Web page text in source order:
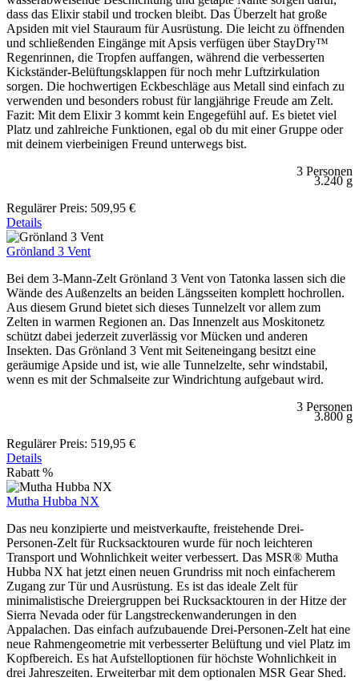
dass das Elixir stabil und trocken bleibt. Das Überzelt hat große
Apsiden mit viel Stauraum für Ausrüstung. Die leicht zu öffnenden
und schließenden Eingänge mit Apsis verfügen über StayDry™
Regenrinnen, die Tropfen auffangen, während die verbesserten
Kickständer-Belüftungsklappen für noch mehr Luftzirkulation
sorgen. Die hochwertigen Eckbeschläge aus Metall sind einfach zu
verwenden und besonders robust für langjährige Freude am Zelt.
Fazit: Mit dem Elixir 3 kommt kein Engegefühl auf. Es bietet viel
Platz und zahlreiche Funktionen, egal ob du mit einer Gruppe oder
mit deinem vierbeinigen Freund unterwegs bist.
3 Personen
3.240 g
Regulärer Preis: 509,95 €
Details
Grönland 3 Vent
Bei dem 3-Mann-Zelt Grönland 3 Vent von Tatonka lassen sich die
Wände des Außenzelts an beiden Längsseiten komplett hochrollen.
Aus diesem Grund bietet sich dieses Tunnelzelt vor allem zum
Zelten in warmen Regionen an. Das Innenzelt aus Moskitonetz
schützt dabei jederzeit zuverlässig vor Mücken und anderen
Insekten. Das Grönland 3 Vent mit Seiteneingang besitzt eine
geräumige Apside und ist, wie alle Tunnelzelte, sehr windstabil,
wenn es mit der Schmalseite zur Windrichtung aufgebaut wird.
3 Personen
3.800 g
Regulärer Preis: 519,95 €
Details
Rabatt %
Mutha Hubba NX
Das neu konzipierte und meistverkaufte, freistehende Drei-
Personen-Zelt für Rucksacktouren wurde für noch leichteren
Transport und Wohnlichkeit weiter verbessert. Das MSR® Mutha
Hubba NX hat jetzt einen neuen Grundriss mit noch einfacherem
Zugang zur Tür und Ausrüstung. Es ist das ideale Zelt für
minimalistische Dreiergruppen bei Rucksacktouren in der Hitze der
Sierra Nevada oder für Langstreckenwanderungen in den
Appalachen. Das einfach aufzubauende Drei-Personen-Zelt hat eine
neue Rahmengeometrie mit verbesserter Belüftung und viel Platz im
Kopfbereich. Es hat Aufstelloptionen für höchste Wohnlichkeit in
drei Jahreszeiten. Erweiterbar mit dem optionalen MSR Gear Shed.